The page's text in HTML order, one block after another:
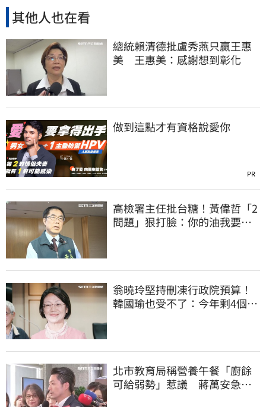
其他人也在看
總統賴清德批盧秀燕只贏王惠
美 王惠美：感謝想到彰化
做到這點才有資格說愛你
PR
高檢署主任批台糖！黃偉哲「2
問題」狠打臉：你的油我要通
翁曉玲堅持刪凍行政院預算！
韓國瑜也受不了：今年剩4個月
北市教育局稱營養午餐「廚餘
可給弱勢」惹議 蔣萬安急